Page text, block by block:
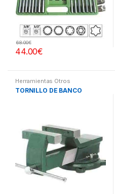
44.00€
68.00€
Herramientas Otros
TORNILLO DE BANCO